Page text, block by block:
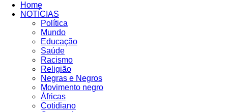
Home
NOTÍCIAS
Política
Mundo
Educação
Saúde
Racismo
Religião
Negras e Negros
Movimento negro
Áfricas
Cotidiano